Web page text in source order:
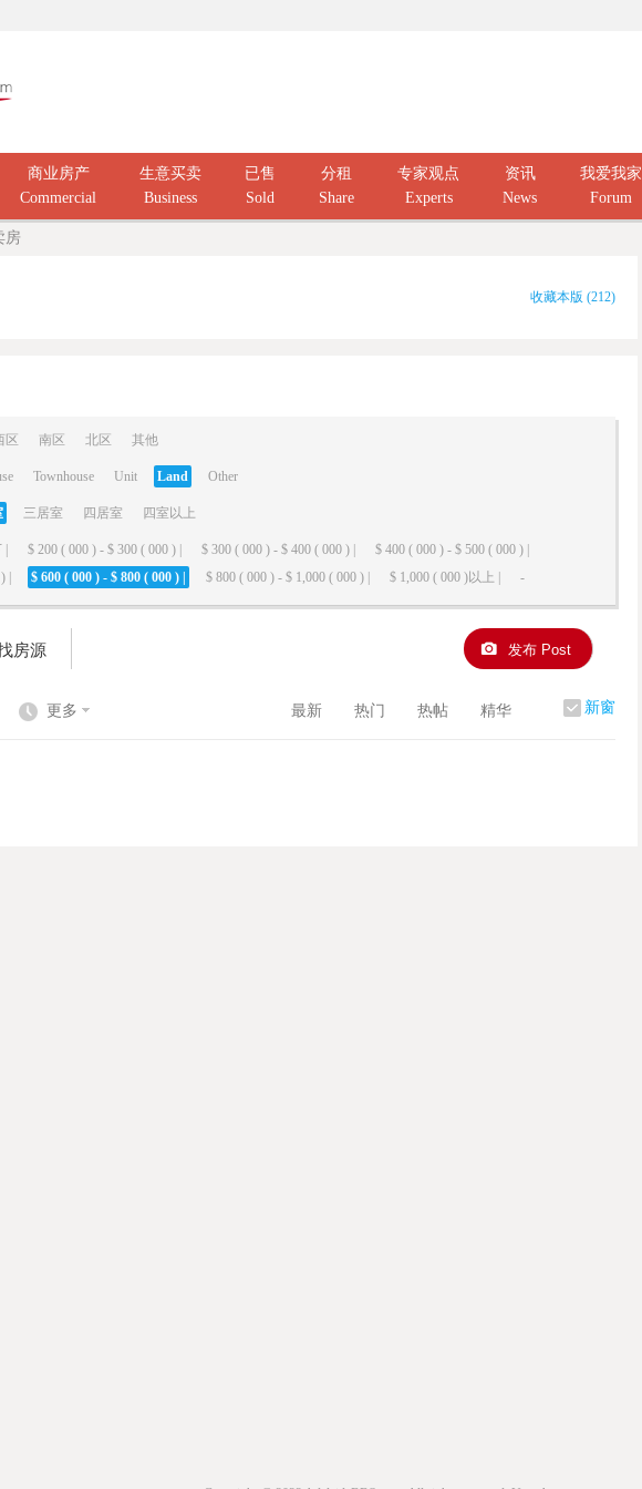
商业房产
Commercial
生意买卖
Business
已售
Sold
分租
Share
专家观点
Experts
资讯
News
我爱我家
Forum
房
收藏本版 (212)
区 南区 北区 其他
Townhouse Unit Land Other
三居室 四居室 四室以上
$ 200 ( 000 ) - $ 300 ( 000 ) | $ 300 ( 000 ) - $ 400 ( 000 ) |
$ 400 ( 000 ) - $ 500 ( 000 ) |
|
$ 600 ( 000 ) - $ 800 ( 000 ) | $ 800 ( 000 ) - $ 1,000 ( 000 ) | $ 1,000 ( 000 )以上 | -
房源 发布 Post
新窗
更多 最新 热门 热帖 精华